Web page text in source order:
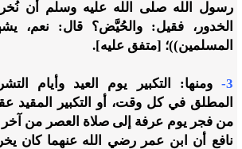
رسول الله صلى الله عليه وسلم أن
الخدور، فقيل: والحُيَّض؟ قال: نعم،
المسلمين))؛ [متفق عليه].
3-
ومنها: التكبير يوم العيد وأيام
المطلق في كل وقت، أو التكبير المقيد
من فجر يوم عرفة إلى صلاة العصر من آخر
نافع أن ابن عمر رضي الله عنهما كان